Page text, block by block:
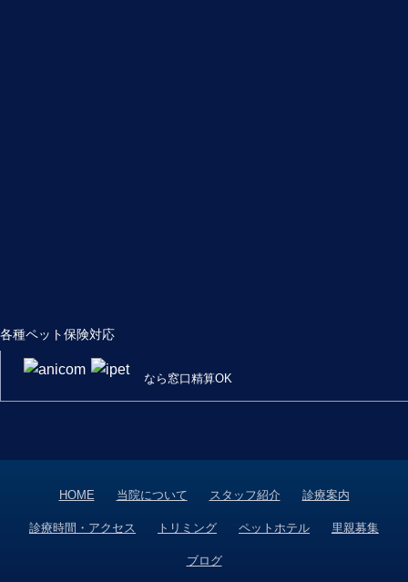
各種ペット保険対応
なら窓口精算OK
HOME 当院について スタッフ紹介 診療案内
診療時間・アクセス トリミング ペットホテル 里親募集
ブログ